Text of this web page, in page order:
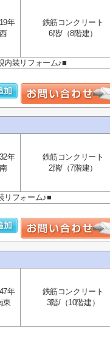
年
西
鉄筋コンクリート
6階/（8階建）
内装リフォーム♪■
年
南
鉄筋コンクリート
2階/（7階建）
リフォーム♪■
年
東
鉄筋コンクリート
3階/（10階建）